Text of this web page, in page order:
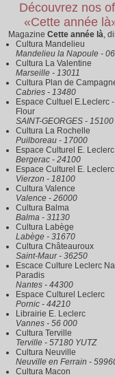
Découvrez nos
«Cette année
Magazine Cette année là,
Cultura Mandelieu
Mandelieu la Napoule -
Cultura La Valentine
Marseille - 13011
Cultura Plan de
Cabries - 13480
Espace Cultuel E.Leclerc
Flour
SAINT-GEORGES - 15100
Cultura La Rochelle
Puilboreau - 17000
Espace Culturel E. Leclerc
Bergerac - 24100
Espace Culturel E. Leclerc
Vierzon - 18100
Cultura Valence
Valence - 26000
Cultura Balma
Balma - 31130
Cultura Labège
Labège - 31670
Cultura Châteauroux
Saint-Maur - 36250
Escace Culture Leclerc
Paradis
Nantes - 44300
Espace Culturel Leclerc
Pornic - 44210
Librairie E. Leclerc
Vannes - 56 000
Cultura Terville
Terville - 57180 YUTZ
Cultura Neuville
Neuville en Ferrain -
Cultura Macon